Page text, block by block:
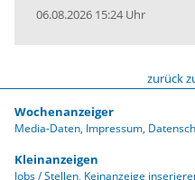
06.08.2026 15:24 Uhr
zurück
Wochenanzeiger
Media-Daten Impressum
Kleinanzeigen
Jobs / Stellen Keinanzeige